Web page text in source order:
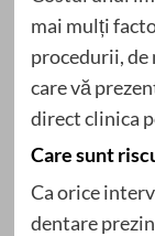
mai mulți
procedurii, de
care vă
direct clinica
Care sunt
Ca orice
dentare